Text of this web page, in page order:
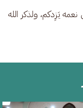
يَزِدكم، ولذكر الله